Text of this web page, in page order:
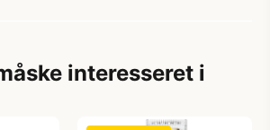
interesseret i